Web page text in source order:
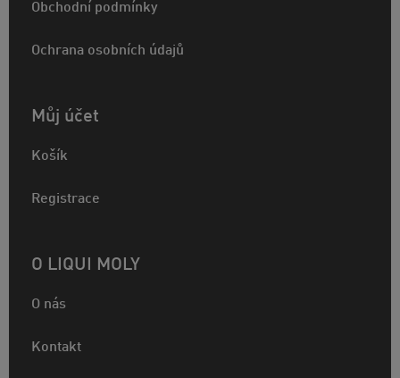
Obchodní podmínky
Ochrana osobních údajů
Můj účet
Košík
Registrace
O LIQUI MOLY
O nás
Kontakt